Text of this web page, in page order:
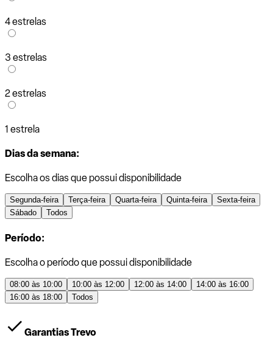
4 estrelas
3 estrelas
2 estrelas
1 estrela
Dias da semana:
Escolha os dias que possui disponibilidade
Segunda-feira Terça-feira Quarta-feira Quinta-feira
Sexta-feira
Sábado
Todos
Período:
Escolha o período que possui disponibilidade
08:00 às 10:00 10:00 às 12:00 12:00 às 14:00
14:00 às 16:00
16:00 às 18:00
Todos
Garantias Trevo